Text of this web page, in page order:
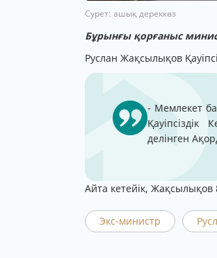
Сурет: ашық дереккөз
Бұрынғы қорғаныс
Руслан Жақсылықов
- Мемлекет
делінген
Айта кетейік,
Экс-министр